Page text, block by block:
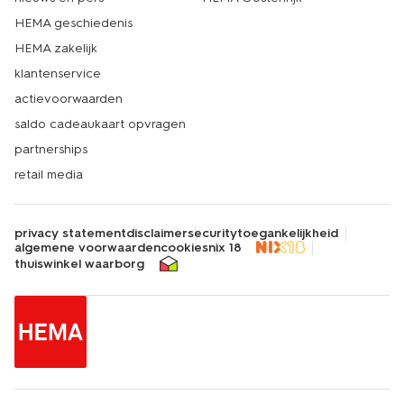
buien mee trotseren.
HEMA geschiedenis
HEMA zakelijk
klantenservice
actievoorwaarden
saldo cadeaukaart opvragen
partnerships
retail media
privacy statementdisclaimersecuritytoegankelijkheid
algemene voorwaardencookiesnix 18
thuiswinkel waarborg